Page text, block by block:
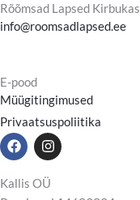
Rõõmsad Lapsed Kirbukas
info@roomsadlapsed.ee
E-pood
Müügitingimused
Privaatsuspoliitika
F
a
c
e
b
I
n
s
t
a
Kallis OÜ